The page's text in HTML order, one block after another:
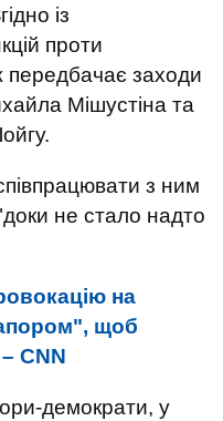
із
проти
передбачає заходи
Мішустіна та
з ним
не стало надто
на
щоб
CNN
демократи, у